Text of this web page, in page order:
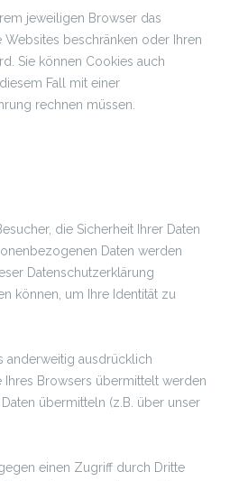
jeweiligen Browser das
beschränken oder Ihren
Sie können Cookies auch
Fall mit einer
rechnen müssen.
die Sicherheit Ihrer Daten
Daten werden
Datenschutzerklärung
können, um Ihre Identität zu
anderweitig ausdrücklich
Ihres Browsers übermittelt werden
übermitteln (z.B. über unser
einen Zugriff durch Dritte